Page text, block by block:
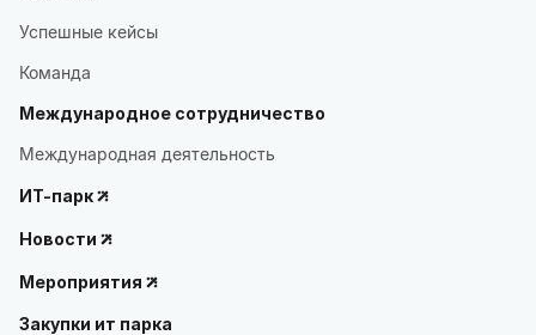
Успешные кейсы
Команда
Международное сотрудничество
Международная деятельность
ИТ-парк
Новости
Мероприятия
Закупки ит парка